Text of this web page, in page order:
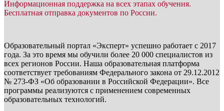
Информационная поддержка на всех этапах обучения.
Бесплатная отправка документов по России.
Образовательный портал «Эксперт» успешно работает с 2017
года. За это время мы обучили более 20 000 специалистов из
всех регионов России. Наша образовательная платформа
соответствует требованиям Федерального закона от 29.12.2012
№ 273-ФЗ «Об образовании в Российской Федерации». Все
программы реализуются с применением современных
образовательных технологий.